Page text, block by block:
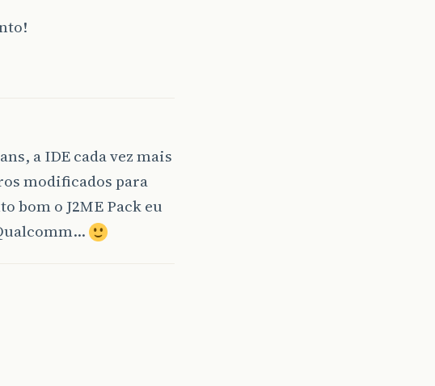
a IDE cada vez mais
modificados para
bom o J2ME Pack eu